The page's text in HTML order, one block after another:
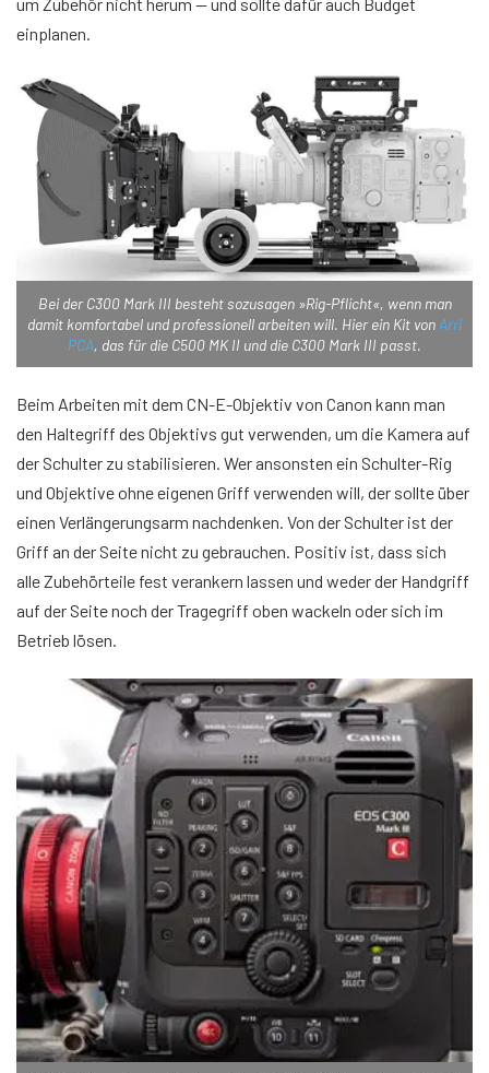
einplanen.
Bei der C300 Mark III besteht sozusagen »Rig-Pflicht«, wenn man
damit komfortabel und professionell arbeiten will. Hier ein Kit von Arri
PCA, das für die C500 MK II und die C300 Mark III passt.
Beim Arbeiten mit dem CN-E-Objektiv von Canon kann man
den Haltegriff des Objektivs gut verwenden, um die Kamera auf
der Schulter zu stabilisieren. Wer ansonsten ein Schulter-Rig
und Objektive ohne eigenen Griff verwenden will, der sollte über
einen Verlängerungsarm nachdenken. Von der Schulter ist der
Griff an der Seite nicht zu gebrauchen. Positiv ist, dass sich
alle Zubehörteile fest verankern lassen und weder der Handgriff
auf der Seite noch der Tragegriff oben wackeln oder sich im
Betrieb lösen.